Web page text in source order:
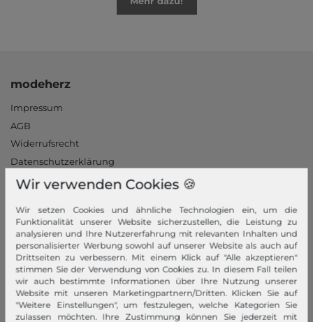
modeherz
Impressum
AGB
Widerrufsrecht
Datenschutzerklärung
Datenschutzeinstellungen
Jobs
Unsere Stores
Mein Konto
Login
Neukunde?
Wir verwenden Cookies 🍪
Wir setzen Cookies und ähnliche Technologien ein, um die
Funktionalität unserer Website sicherzustellen, die Leistung zu
analysieren und Ihre Nutzererfahrung mit relevanten Inhalten und
personalisierter Werbung sowohl auf unserer Website als auch auf
Drittseiten zu verbessern. Mit einem Klick auf "Alle akzeptieren"
stimmen Sie der Verwendung von Cookies zu. In diesem Fall teilen
wir auch bestimmte Informationen über Ihre Nutzung unserer
Website mit unseren Marketingpartnern/Dritten. Klicken Sie auf
"Weitere Einstellungen", um festzulegen, welche Kategorien Sie
zulassen möchten. Ihre Zustimmung können Sie jederzeit mit